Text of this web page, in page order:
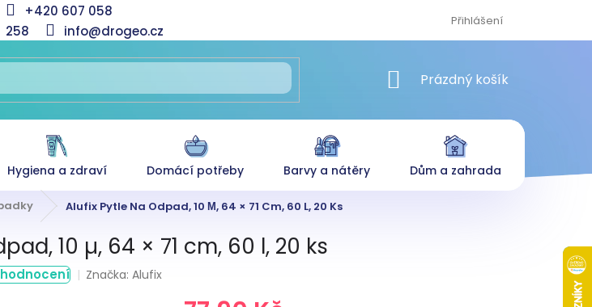
+420 607 058
258
info@drogeo.cz
Přihlášení
NÁKUPNÍ KOŠÍK
Prázdný košík
Hygiena a zdraví Domácí potřeby Barvy a nátěry Dům a zahrada
Alufix Pytle Na Odpad, 10 Μ, 64 × 71 Cm, 60 L, 20 Ks
10 µ, 64 × 71 cm, 60 l, 20 ks
Značka:Alufix